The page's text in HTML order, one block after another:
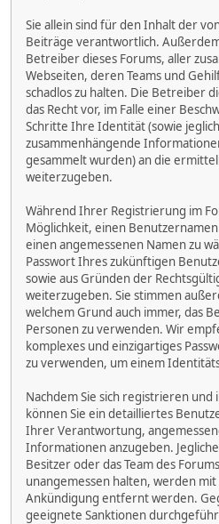
Sie allein sind für den Inhalt der
Beiträge verantwortlich.
Betreiber dieses Forums, aller
Webseiten, deren Teams und
schadlos zu halten. Die Betreiber
das Recht vor, im Falle einer
Schritte Ihre Identität (sowie
zusammenhängende
gesammelt wurden) an die
weiterzugeben.
Während Ihrer Registrierung im
Möglichkeit, einen
einen angemessenen Namen zu
Passwort Ihres zukünftigen
sowie aus Gründen der
weiterzugeben. Sie stimmen
welchem Grund auch immer, das
Personen zu verwenden. Wir
komplexes und einzigartiges
zu verwenden, um einem
Nachdem Sie sich registrieren und
können Sie ein detailliertes
Ihrer Verantwortung,
Informationen anzugeben.
Besitzer oder das Team des
unangemessen halten, werden
Ankündigung entfernt werden.
geeignete Sanktionen